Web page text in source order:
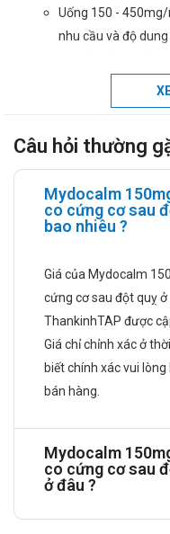
Uống 150 -
nhu cầu và độ
Các đối tượng
Thông tin về
suy thận
sự gia tăng
nhóm bệnh
thận mức
bệnh và
dụng
độ nặng.
sự gia tăng
nhóm bệnh
gan mức độ
Câu hỏi thường
Mydocalm
co cứng cơ sau
bao nhiêu ?
Giá của Mydocalm
cứng cơ sau đột quỵ
ThankinhTAP được
Giá chỉ chỉnh xác ở
biết chính xác vui
bán hàng.
Mydocalm
co cứng cơ sau
ở đâu ?